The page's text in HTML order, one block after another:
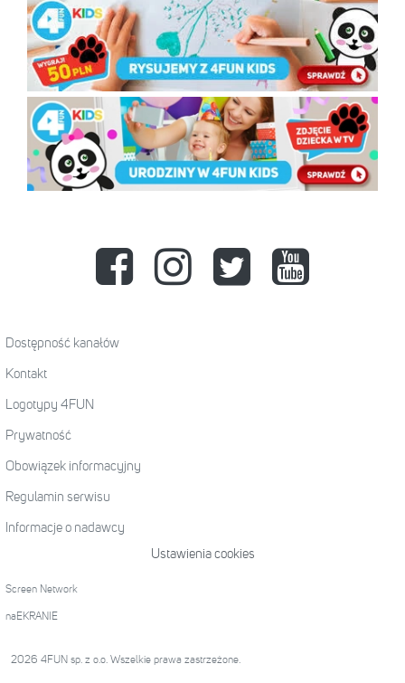
Dostępność kanałów
Kontakt
Logotypy 4FUN
Prywatność
Obowiązek informacyjny
Regulamin serwisu
Informacje o nadawcy
Ustawienia cookies
Screen Network
naEKRANIE
2026 4FUN sp. z o.o. Wszelkie prawa zastrzeżone.